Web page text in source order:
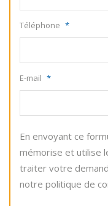
Téléphone *
E-mail *
En envoyant ce
mémorise et utilise
traiter votre
notre politique de